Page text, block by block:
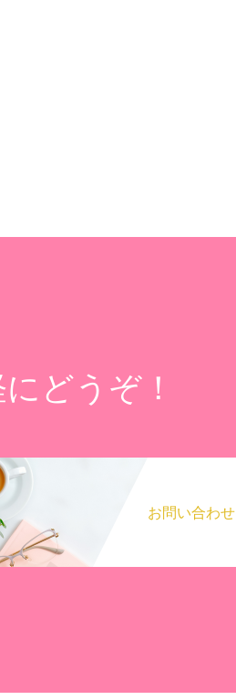
どうぞ！
お問い合わせ